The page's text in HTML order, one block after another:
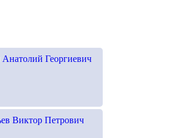
Георгиевич
Виктор Петрович